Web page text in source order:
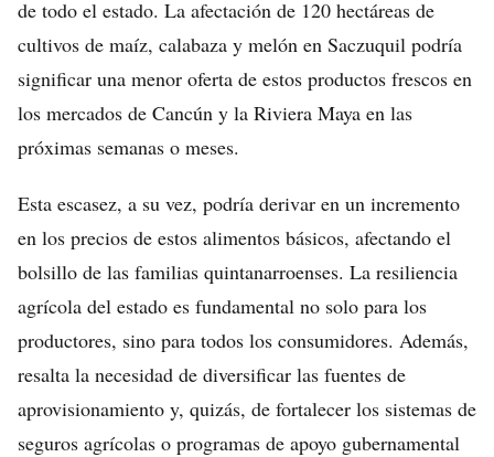
de todo el estado. La afectación de 120 hectáreas de
cultivos de maíz, calabaza y melón en Saczuquil podría
significar una menor oferta de estos productos frescos en
los mercados de Cancún y la Riviera Maya en las
próximas semanas o meses.
Esta escasez, a su vez, podría derivar en un incremento
en los precios de estos alimentos básicos, afectando el
bolsillo de las familias quintanarroenses. La resiliencia
agrícola del estado es fundamental no solo para los
productores, sino para todos los consumidores. Además,
resalta la necesidad de diversificar las fuentes de
aprovisionamiento y, quizás, de fortalecer los sistemas de
seguros agrícolas o programas de apoyo gubernamental